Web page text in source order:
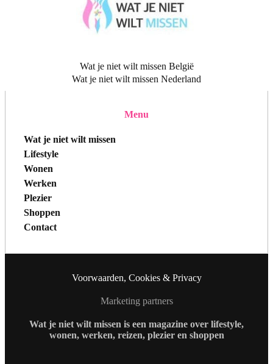
Wat je niet wilt missen België
Wat je niet wilt missen Nederland
Menu
Wat je niet wilt missen
Lifestyle
Wonen
Werken
Plezier
Shoppen
Contact
Voorwaarden, Cookies & Privacy
Marketing partners
Wat je niet wilt missen is een magazine over lifestyle,
wonen, werken, reizen, plezier en shoppen